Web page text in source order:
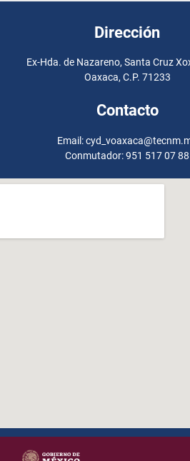
Dirección
Ex-Hda. de Nazareno, Santa Cruz
Oaxaca, C.P. 71233
Contacto
Email:
Conmutador: 951 517 07 88
how to